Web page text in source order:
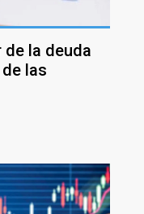
de la deuda
las